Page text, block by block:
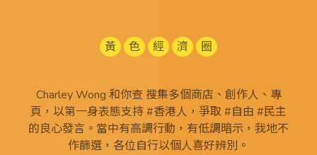
黃 色 經 濟 圈
Charley Wong 和你查 搜集多個商店、創作人、專
頁，以第一身表態支持 #香港人，爭取 #自由 #民主
的良心發言。當中有高調行動，有低調暗示，我地不
作篩選，各位自行以個人喜好辨別。